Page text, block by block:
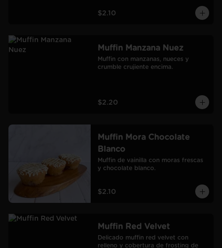
$2.10
Muffin Manzana Nuez
Muffin con manzanas, nueces y
crumble crujiente encima.
$2.20
Muffin Mora Chocolate
Blanco
Muffin de vainilla con moras frescas
y chocolate blanco.
$2.10
Muffin Red Velvet
Delicado muffin red velvet con
relleno y cobertura de frosting de